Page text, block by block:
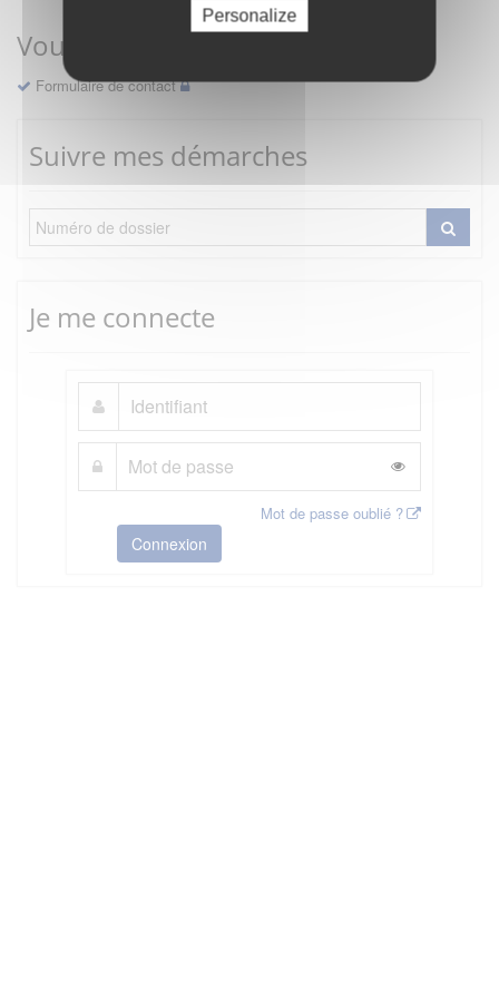
Personalize
Vous avez une question ?
Formulaire de contact
Suivre mes démarches
Je me connecte
Mot de passe oublié ?
Connexion